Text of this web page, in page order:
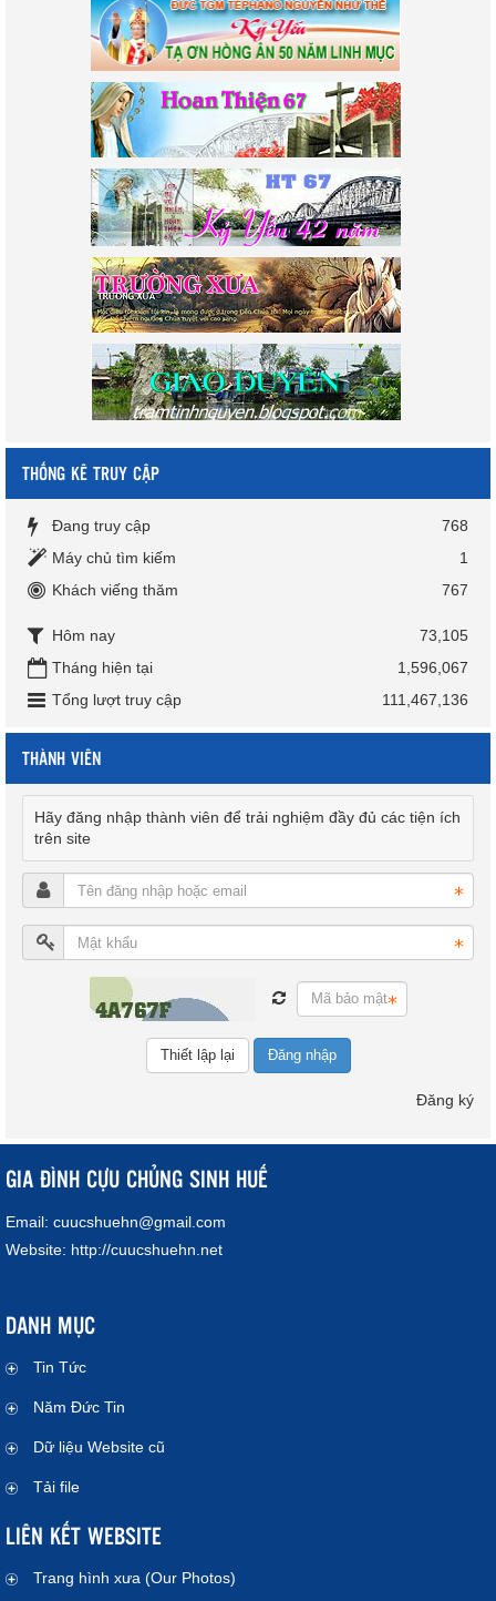
THỐNG KÊ TRUY CẬP
Đang truy cập
768
Máy chủ tìm kiếm
1
Khách viếng thăm
767
Hôm nay
73,105
Tháng hiện tại
1,596,067
Tổng lượt truy cập
111,467,136
THÀNH VIÊN
Hãy đăng nhập thành viên để trải nghiệm đầy đủ các tiện ích
trên site
Đăng nhập
Đăng ký
GIA ĐÌNH CỰU CHỦNG SINH HUẾ
Email: cuucshuehn@gmail.com
Website: http://cuucshuehn.net
DANH MỤC
Tin Tức
Năm Đức Tin
Dữ liệu Website cũ
Tải file
LIÊN KẾT WEBSITE
Trang hình xưa (Our Photos)